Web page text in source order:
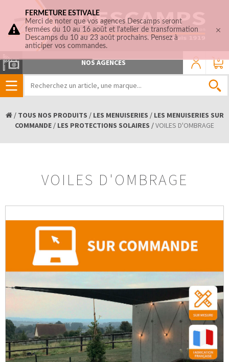
0
NOS AGENCES
/ TOUS NOS PRODUITS / LES MENUISERIES / LES MENUISERIES SUR
COMMANDE / LES PROTECTIONS SOLAIRES /VOILES D'OMBRAGE
VOILES D'OMBRAGE
FERMETURE ESTIVALE
Merci de noter que vos agences Descamps seront
fermées du 10 au 16 août et l'atelier de transformation
Descamps du 10 au 23 août prochains. Pensez à
anticiper vos commandes.